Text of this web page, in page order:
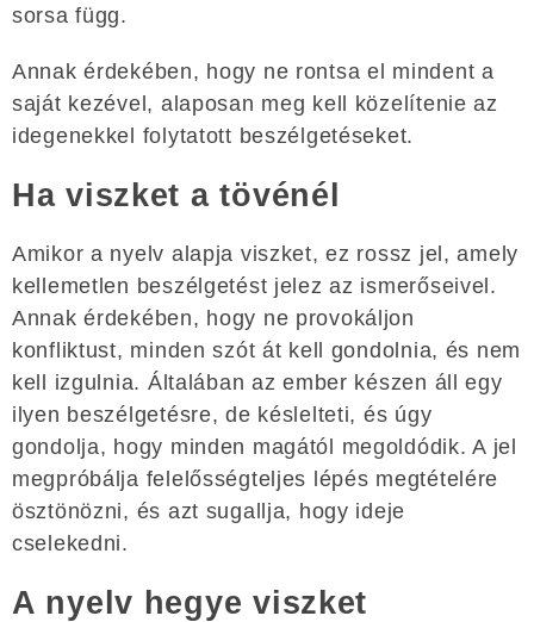
sorsa függ.
Annak érdekében, hogy ne rontsa el mindent a
saját kezével, alaposan meg kell közelítenie az
idegenekkel folytatott beszélgetéseket.
Ha viszket a tövénél
Amikor a nyelv alapja viszket, ez rossz jel, amely
kellemetlen beszélgetést jelez az ismerőseivel.
Annak érdekében, hogy ne provokáljon
konfliktust, minden szót át kell gondolnia, és nem
kell izgulnia. Általában az ember készen áll egy
ilyen beszélgetésre, de késlelteti, és úgy
gondolja, hogy minden magától megoldódik. A jel
megpróbálja felelősségteljes lépés megtételére
ösztönözni, és azt sugallja, hogy ideje
cselekedni.
A nyelv hegye viszket